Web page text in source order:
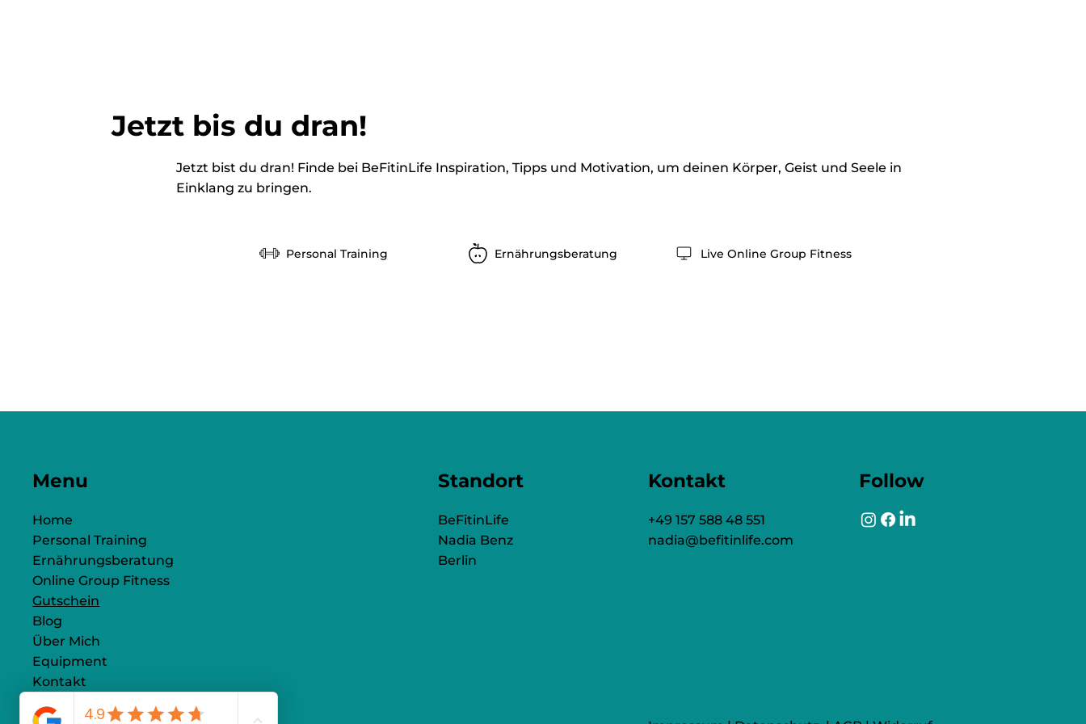
Jetzt bis du dran!
Jetzt bist du dran! Finde bei BeFitinLife Inspiration, Tipps und Motivation, um deinen Körper, Geist und Seele in
Einklang zu bringen.
Personal Training Ernährungsberatung Live Online Group Fitness
Menu
Home
Personal Training
Ernährungsberatung
Online Group Fitness
Gutschein
Blog
Über Mich
Equipment
Kontakt
Standort
BeFitinLife
Nadia Benz
Berlin
Kontakt
+49 157 588 48 551
nadia@befitinlife.com
Follow